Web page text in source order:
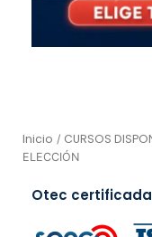
Inicio / CURSOS
ELECCIÓN
Otec